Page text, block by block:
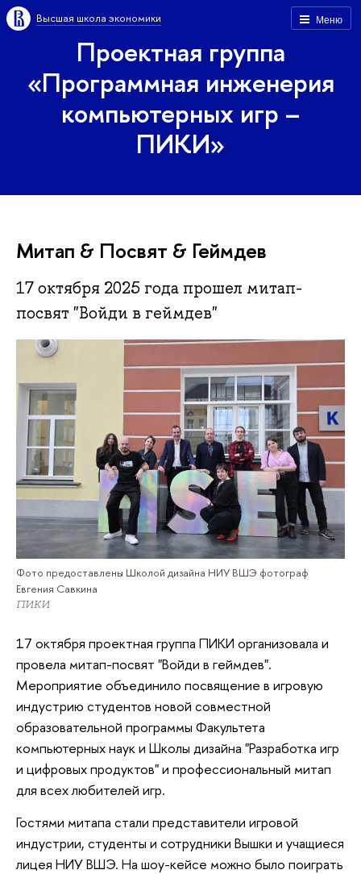
Меню
Высшая школа экономики
Проектная группа
«Программная инженерия
компьютерных игр –
ПИКИ»
Митап & Посвят & Геймдев
17 октября 2025 года прошел митап-
посвят "Войди в геймдев"
Фото предоставлены Школой дизайна НИУ ВШЭ фотограф
Евгения Савкина
ПИКИ
17 октября проектная группа ПИКИ организовала и
провела митап-посвят "Войди в геймдев".
Мероприятие объединило посвящение в игровую
индустрию студентов новой совместной
образовательной программы Факультета
компьютерных наук и Школы дизайна "Разработка игр
и цифровых продуктов" и профессиональный митап
для всех любителей игр.
Гостями митапа стали представители игровой
индустрии, студенты и сотрудники Вышки и учащиеся
лицея НИУ ВШЭ. На шоу-кейсе можно было поиграть